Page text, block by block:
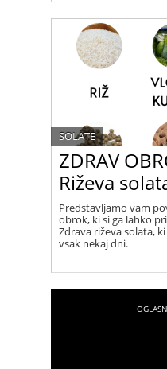
nalašč za kosilo ali
ZDRAV
Riževa
SOLATE
Predstavljamo vam
obrok, ki si ga lahko
Zdrava riževa solata,
vsak nekaj dni.